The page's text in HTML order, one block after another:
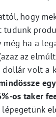
hogy
ha a
az
volt a
os taker